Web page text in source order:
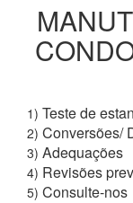
1) Teste de
2) Conversões/
3) Adequações
4) Revisões
5) Consulte-nos